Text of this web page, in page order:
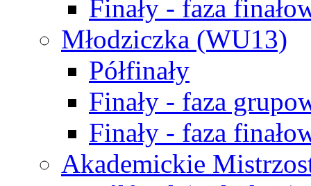
Finały - faza
Młodziczka (WU13)
Półfinały
Finały - faza
Finały - faza
Akademickie